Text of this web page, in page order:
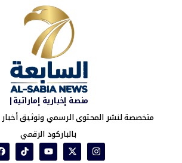
منصة إخبارية إماراتية|
متخصصة لنشر المحتوى الرسمي وتوثيق أخبار
بالباركود الرقمي